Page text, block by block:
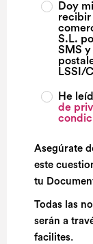
Doy
recibir
S.L.
SMS
LSSI/
He
de
Asegúrate
este
tu
Todas las
serán a
facilites.